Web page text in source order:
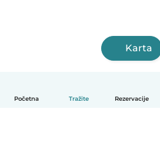
Početna Tražite Rezervacije
Karta